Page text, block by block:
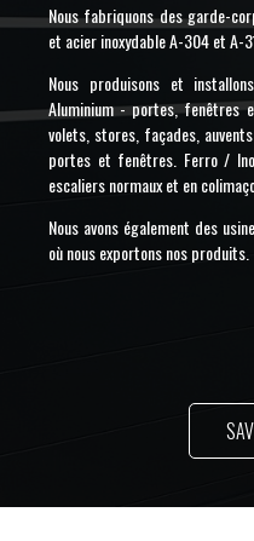
Nous fabriquons des garde-
et acier inoxydable A-304 et A-
Nous produisons et
Aluminium - portes, fenêtres
volets, stores, façades,
portes et fenêtres. Ferro /
escaliers normaux et en
Nous avons également des
où nous exportons nos produits.